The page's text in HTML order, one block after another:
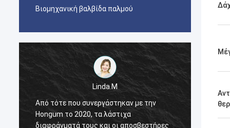
Βιομηχανική βαλβίδα παλμού
Linda.M
Από τότε που συνεργάστηκαν με την
Hongum το 2020, τα λάστιχα
διαφράγματά τους και οι αποσβεστήρες
Από